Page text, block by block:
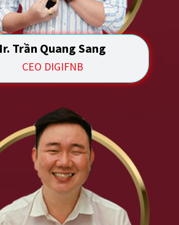
Trần Quang Sang
CEO DIGIFNB